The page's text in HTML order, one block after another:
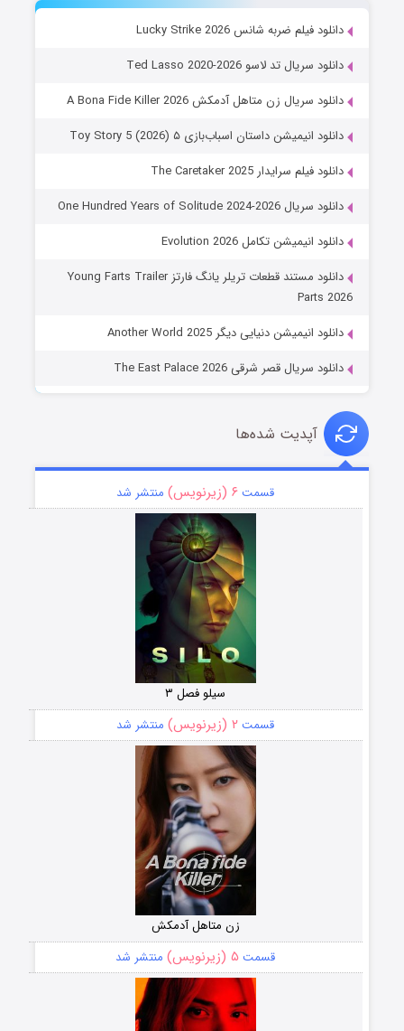
دانلود فیلم ضربه شانس Lucky Strike 2026
دانلود سریال تد لاسو Ted Lasso 2020-2026
دانلود سریال زن متاهل آدمکش A Bona Fide Killer 2026
دانلود انیمیشن داستان اسباب‌بازی ۵ Toy Story 5 (2026)
دانلود فیلم سرایدار The Caretaker 2025
دانلود سریال One Hundred Years of Solitude 2024-2026
دانلود انیمیشن تکامل Evolution 2026
دانلود مستند قطعات تریلر یانگ فارتز Young Farts Trailer
Parts 2026
دانلود انیمیشن دنیایی دیگر Another World 2025
دانلود سریال قصر شرقی The East Palace 2026
آپدیت شده‌ها
قسمت ۶ (زیرنویس) منتشر شد
سیلو فصل ۳
قسمت ۲ (زیرنویس) منتشر شد
زن متاهل آدمکش
قسمت ۵ (زیرنویس) منتشر شد